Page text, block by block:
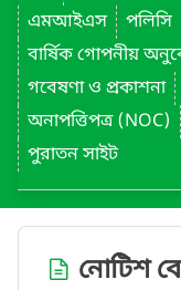
এমআইএস
পলিসি
বার্ষিক গোপনীয়
গবেষণা ও প্রকাশনা
অনাপত্তিপত্র (NOC)
পুরাতন সাইট
নোটিশ